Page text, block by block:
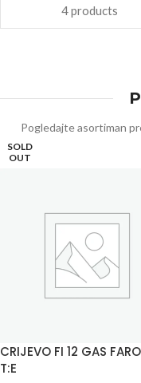
4 products
Pogledajte asortiman
SOLD
OUT
CRIJEVO FI 12 GAS
T:E